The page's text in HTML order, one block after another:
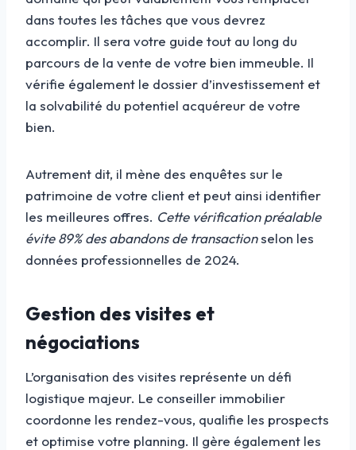
dans toutes les tâches que vous devrez
accomplir. Il sera votre guide tout au long du
parcours de la vente de votre bien immeuble. Il
vérifie également le dossier d’investissement et
la solvabilité du potentiel acquéreur de votre
bien.
Autrement dit, il mène des enquêtes sur le
patrimoine de votre client et peut ainsi identifier
les meilleures offres. Cette vérification préalable
évite 89% des abandons de transactionselon les
données professionnelles de 2024.
Gestion des visites et
négociations
L’organisation des visites représente un défi
logistique majeur. Le conseiller immobilier
coordonne les rendez-vous, qualifie les prospects
et optimise votre planning. Il gère également les